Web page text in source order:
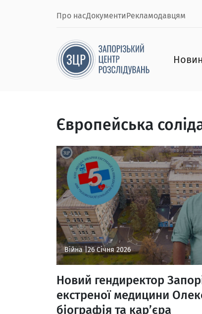
Про насДокументиРекламодавцям
Європейська
Війна | 26 Січня 2026
Новий гендиректор
екстреної медицини
біографія та кар’єра